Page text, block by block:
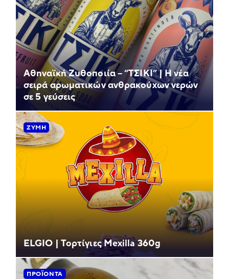
Αθηναϊκή Ζυθοποιία – “ΤΣΙΚΙ” | Η νέα
σειρά αρωματικών ανθρακούχων νερών
σε 5 γεύσεις
ΖΎΜΗ
ELGIO | Τορτίγιες Mexilla 360g
ΠΡΟΪΌΝΤΑ